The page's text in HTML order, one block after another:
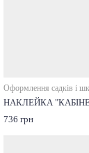
Оформлення садків і
НАКЛЕЙКА
736 грн